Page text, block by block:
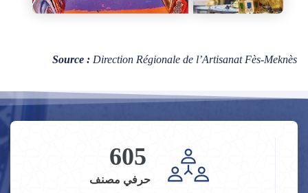
Source : Direction Régionale de l’Artisanat Fès-Meknès
605
حرفي مصنف